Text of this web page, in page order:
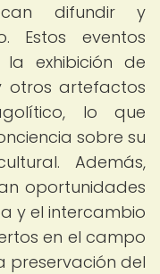
difundir y
Estos eventos
exhibición de
otros artefactos
lo que
sobre su
Además,
oportunidades
y el intercambio
en el campo
preservación del